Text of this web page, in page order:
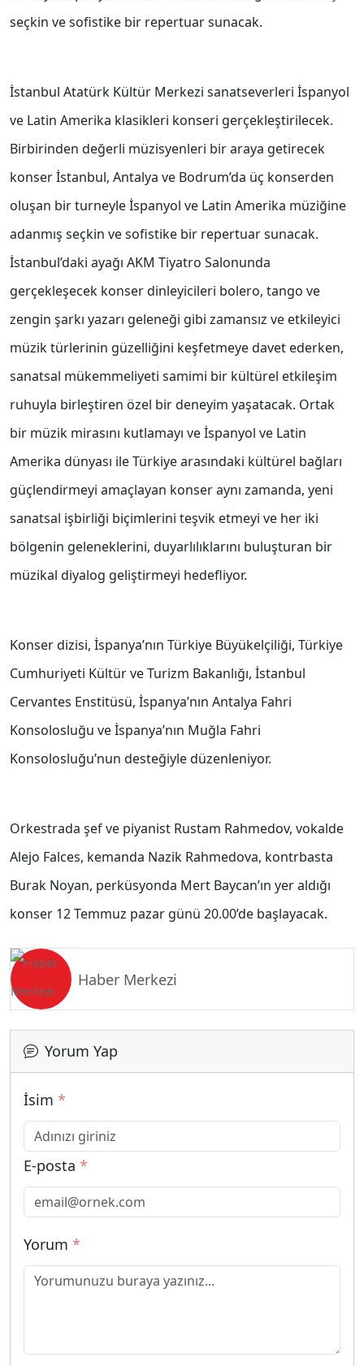
seçkin ve sofistike bir repertuar sunacak.
İstanbul Atatürk Kültür Merkezi sanatseverleri İspanyol
ve Latin Amerika klasikleri konseri gerçekleştirilecek.
Birbirinden değerli müzisyenleri bir araya getirecek
konser İstanbul, Antalya ve Bodrum’da üç konserden
oluşan bir turneyle İspanyol ve Latin Amerika müziğine
adanmış seçkin ve sofistike bir repertuar sunacak.
İstanbul’daki ayağı AKM Tiyatro Salonunda
gerçekleşecek konser dinleyicileri bolero, tango ve
zengin şarkı yazarı geleneği gibi zamansız ve etkileyici
müzik türlerinin güzelliğini keşfetmeye davet ederken,
sanatsal mükemmeliyeti samimi bir kültürel etkileşim
ruhuyla birleştiren özel bir deneyim yaşatacak. Ortak
bir müzik mirasını kutlamayı ve İspanyol ve Latin
Amerika dünyası ile Türkiye arasındaki kültürel bağları
güçlendirmeyi amaçlayan konser aynı zamanda, yeni
sanatsal işbirliği biçimlerini teşvik etmeyi ve her iki
bölgenin geleneklerini, duyarlılıklarını buluşturan bir
müzikal diyalog geliştirmeyi hedefliyor.
Konser dizisi, İspanya’nın Türkiye Büyükelçiliği, Türkiye
Cumhuriyeti Kültür ve Turizm Bakanlığı, İstanbul
Cervantes Enstitüsü, İspanya’nın Antalya Fahri
Konsolosluğu ve İspanya’nın Muğla Fahri
Konsolosluğu’nun desteğiyle düzenleniyor.
Orkestrada şef ve piyanist Rustam Rahmedov, vokalde
Alejo Falces, kemanda Nazik Rahmedova, kontrbasta
Burak Noyan, perküsyonda Mert Baycan’ın yer aldığı
konser 12 Temmuz pazar günü 20.00’de başlayacak.
Haber Merkezi
Yorum Yap
İsim *
E-posta *
Yorum *